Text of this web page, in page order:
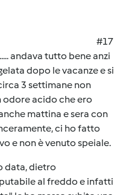
#17
andava tutto bene anzi
dopo le vacanze e si
3 settimane non
odore acido che ero
mattina e sera con
ci ho fatto
e non è venuto speiale.
data, dietro
al freddo e infatti